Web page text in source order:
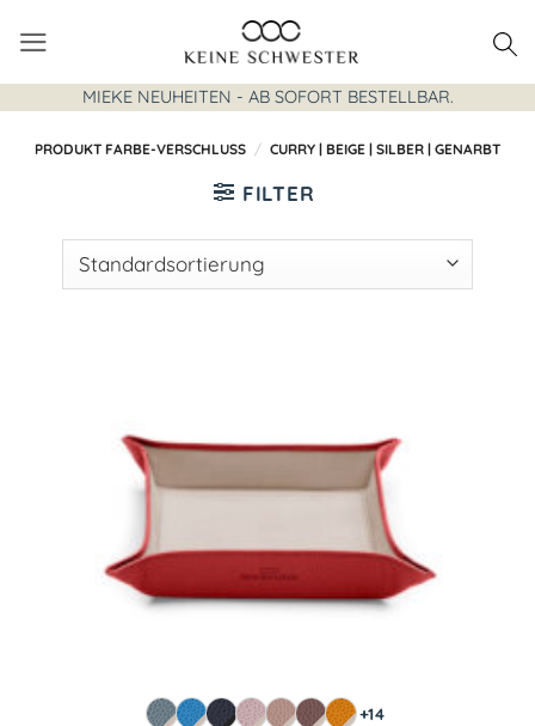
Inhalt
springen
MIEKE NEUHEITEN - AB SOFORT BESTELLBAR.
PRODUKT FARBE-VERSCHLUSS / CURRY | BEIGE | SILBER | GENARBT
FILTER
+14